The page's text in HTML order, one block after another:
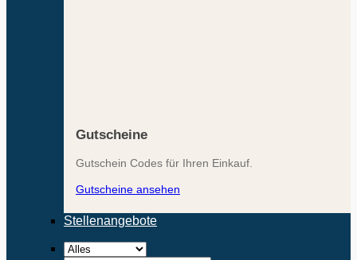
Gutscheine
Gutschein Codes für Ihren Einkauf.
Gutscheine ansehen
Stellenangebote